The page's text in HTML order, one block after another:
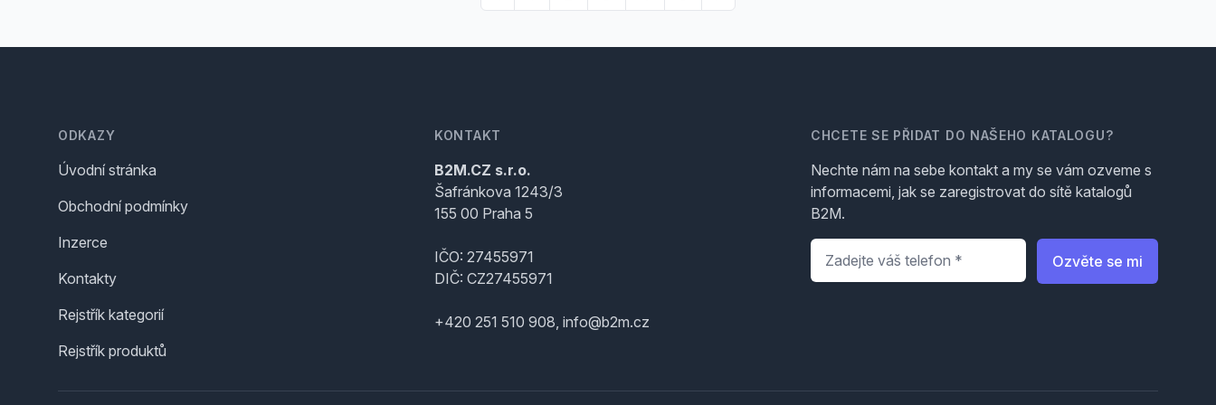
ODKAZY
Úvodní stránka
Obchodní podmínky
Inzerce
Kontakty
Rejstřík kategorií
Rejstřík produktů
KONTAKT
B2M.CZ s.r.o.
Šafránkova 1243/3
155 00 Praha 5
IČO: 27455971
DIČ: CZ27455971
+420 251 510 908, info@b2m.cz
CHCETE SE PŘIDAT DO NAŠEHO KATALOGU?
Nechte nám na sebe kontakt a my se vám ozveme s
informacemi, jak se zaregistrovat do sítě katalogů
B2M.
Telefon
Ozvěte se mi